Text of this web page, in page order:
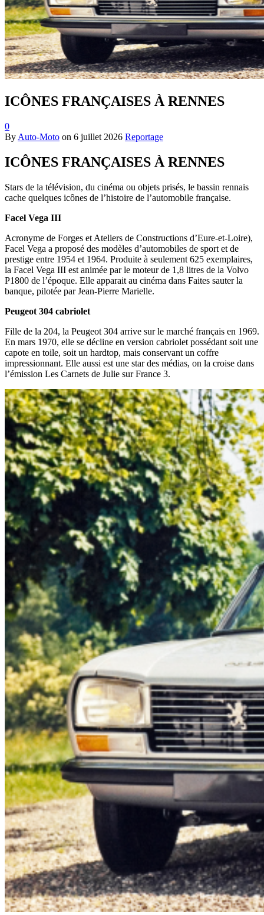
ICÔNES FRANÇAISES À RENNES
0
By Auto-Moto on 6 juillet 2026 Reportage
ICÔNES FRANÇAISES À RENNES
Stars de la télévision, du cinéma ou objets prisés, le bassin rennais
cache quelques icônes de l’histoire de l’automobile française.
Facel Vega III
Acronyme de Forges et Ateliers de Constructions d’Eure-et-Loire),
Facel Vega a proposé des modèles d’automobiles de sport et de
prestige entre 1954 et 1964. Produite à seulement 625 exemplaires,
la Facel Vega III est animée par le moteur de 1,8 litres de la Volvo
P1800 de l’époque. Elle apparait au cinéma dans Faites sauter la
banque, pilotée par Jean-Pierre Marielle.
Peugeot 304 cabriolet
Fille de la 204, la Peugeot 304 arrive sur le marché français en 1969.
En mars 1970, elle se décline en version cabriolet possédant soit une
capote en toile, soit un hardtop, mais conservant un coffre
impressionnant. Elle aussi est une star des médias, on la croise dans
l’émission Les Carnets de Julie sur France 3.